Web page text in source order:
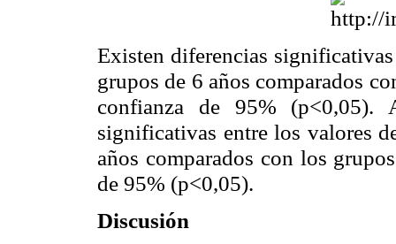
Existen diferencias
grupos de 6 años comparados
confianza de 95% (p<0,05).
significativas entre los valores
años comparados con los
de 95% (p<0,05).
Discusión